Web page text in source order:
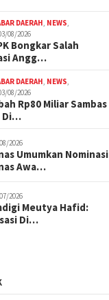
DAERAH NEWS
08/2026
Bongkar Salah
Angg…
DAERAH NEWS
08/2026
Rp80 Miliar Sambas
Di…
2026
Umumkan Nominasi
Awa…
2026
Meutya Hafid:
Di…